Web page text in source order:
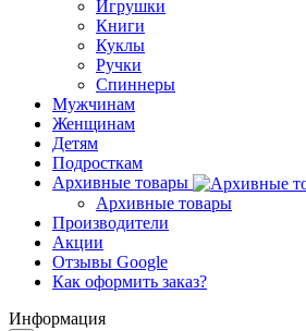
Игрушки
Книги
Куклы
Ручки
Спиннеры
Мужчинам
Женщинам
Детям
Подросткам
Архивные товары
Архивные товары
Производители
Акции
Отзывы Google
Как оформить заказ?
Информация